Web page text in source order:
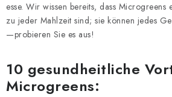
esse. Wir wissen bereits, dass Microgreens
zu jeder Mahlzeit sind; sie können jedes
—probieren Sie es aus!
10 gesundheitliche
Microgreens: